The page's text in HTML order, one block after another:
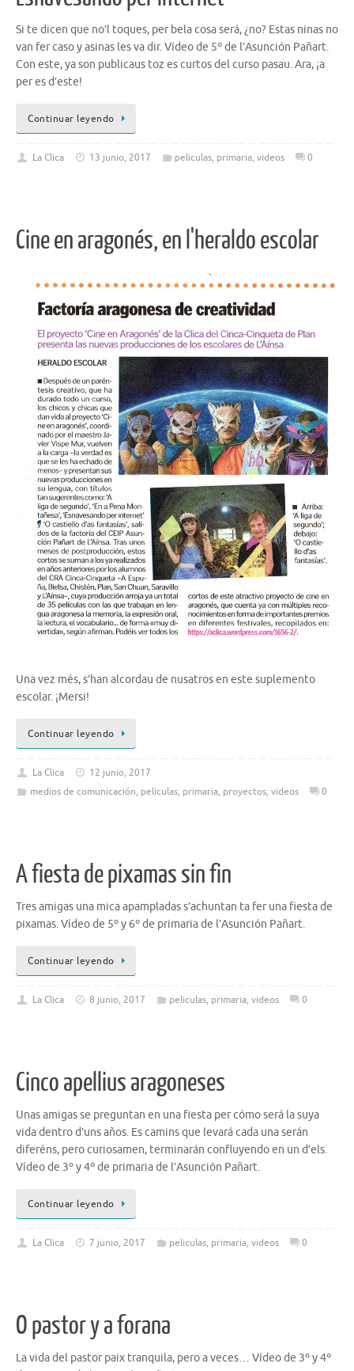
Si te dicen que no’l toques, per bela cosa será, ¿no? Estas ninas no
van fer caso y asinas les va dir. Vídeo de 5º de l’Asunción Pañart.
Con este, ya son publicaus toz es curtos del curso pasau. Ara, ¡a
per es d’este!
Continuar leyendo
La Clica 13 junio, 2017 peliculas, primaria, videos 0
Cine en aragonés, en l'heraldo escolar
Una vez més, s’han alcordau de nusatros en este suplemento
escolar. ¡Mersi!
Continuar leyendo
La Clica
12 junio, 2017
medios de comunicación, peliculas, primaria, proyectos, videos 0
A fiesta de pixamas sin fin
Tres amigas una mica apampladas s’achuntan ta fer una fiesta de
pixamas. Vídeo de 5º y 6º de primaria de l’Asunción Pañart.
Continuar leyendo
La Clica 8 junio, 2017 peliculas, primaria, videos 0
Cinco apellius aragoneses
Unas amigas se preguntan en una fiesta per cómo será la suya
vida dentro d’uns años. Es camins que levará cada una serán
diferéns, pero curiosamen, terminarán confluyendo en un d’els.
Vídeo de 3º y 4º de primaria de l’Asunción Pañart.
Continuar leyendo
La Clica 7 junio, 2017 peliculas, primaria, videos 0
O pastor y a forana
La vida del pastor paix tranquila, pero a veces… Vídeo de 3º y 4º